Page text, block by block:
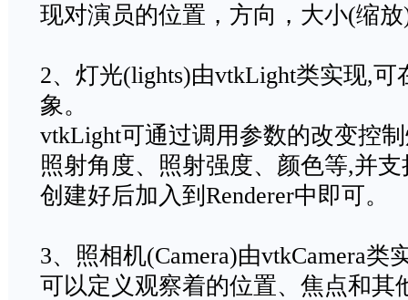
现对演员的位置，方向，大小(缩
2、灯光(lights)由vtkLight类实现,
象。
vtkLight可通过调用参数的改变控
照射角度、照射强度、颜色等,并
创建好后加入到Renderer中即可。
3、照相机(Camera)由vtkCamera类
可以定义观察着的位置、焦点和其